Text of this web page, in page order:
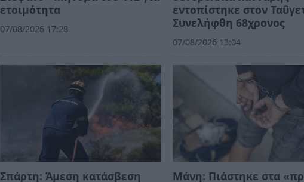
ετοιμότητα
07/08/2026 17:28
εντοπίστηκε στον
Συνελήφθη 68χρονος
07/08/2026 13:04
Σπάρτη: Άμεση κατάσβεση
Μάνη: Πιάστηκε στα